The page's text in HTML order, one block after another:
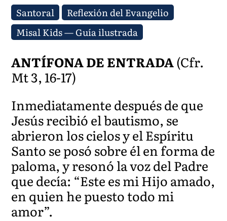
Santoral
Reflexión del Evangelio
Misal Kids — Guía ilustrada
ANTÍFONA DE ENTRADA(Cfr.
Mt 3, 16-17)
Inmediatamente después de que
Jesús recibió el bautismo, se
abrieron los cielos y el Espíritu
Santo se posó sobre él en forma de
paloma, y resonó la voz del Padre
que decía: “Este es mi Hijo amado,
en quien he puesto todo mi
amor”.